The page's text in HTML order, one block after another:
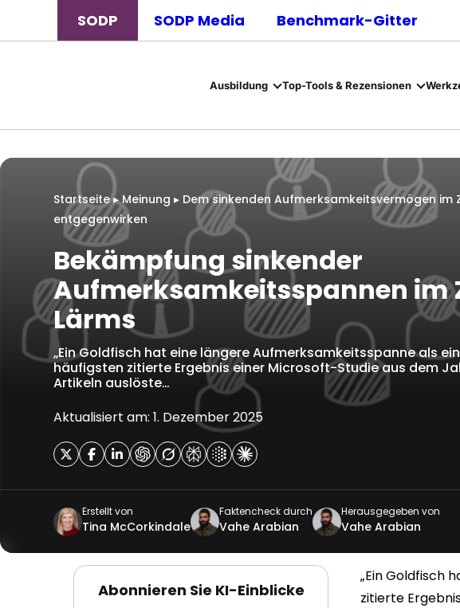
SODP SODP Media Benchmark-Gitter
Ausbildung Top-Tools & Rezensionen
Startseite▸Meinung ▸ Dem sinkenden Aufmerksamkeitsvermögen im
entgegenwirken
Bekämpfung sinkender
Aufmerksamkeitsspannen im
Lärms
„Ein Goldfisch hat eine längere Aufmerksamkeitsspanne als
häufigsten zitierte Ergebnis einer Microsoft-Studie aus dem
Artikeln auslöste…
Aktualisiert am: 1. Dezember 2025
Erstellt von
Tina McCorkindale
Faktencheck durch
Vahe Arabian
Herausgegeben von
Vahe Arabian
Abonnieren Sie KI-Einblicke
„Ein Goldfisch
zitierte